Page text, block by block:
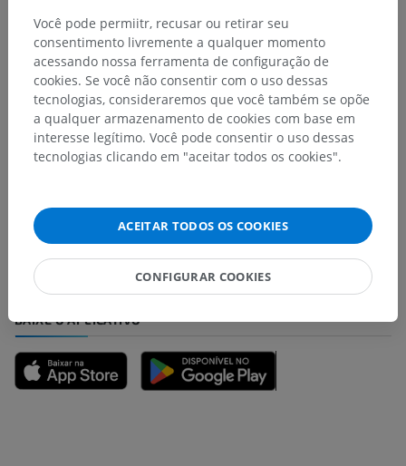
Anatomia comparativa em animais
Traduções
Encontrou um erro?
melhora de conteúdo.
BAIXE O APLICATIVO
Você pode permiitr, recusar ou retirar seu
consentimento livremente a qualquer momento
acessando nossa ferramenta de configuração de
cookies. Se você não consentir com o uso dessas
tecnologias, consideraremos que você também se opõe
a qualquer armazenamento de cookies com base em
interesse legítimo. Você pode consentir o uso dessas
tecnologias clicando em "aceitar todos os cookies".
ACEITAR TODOS OS COOKIES
CONFIGURAR COOKIES